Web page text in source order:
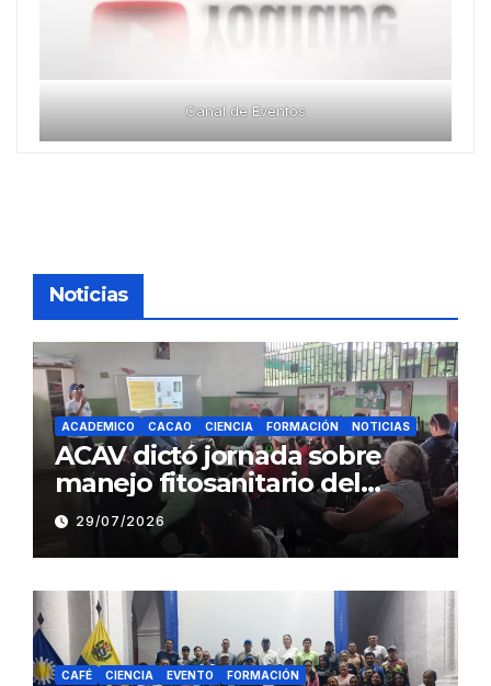
Canal de Eventos
Noticias
ACADEMICO CACAO CIENCIA FORMACIÓN NOTICIAS
ACAV dictó jornada sobre
manejo fitosanitario del
cacao a productores del
estado Barinas
29/07/2026
CAFÉ CIENCIA EVENTO FORMACIÓN